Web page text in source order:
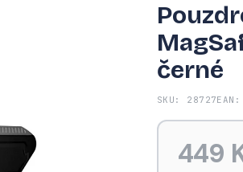
černé
SKU: 28727
449